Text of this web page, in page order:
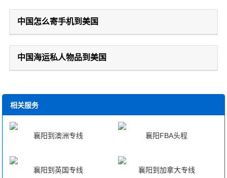
中国怎么寄手机到美国
中国海运私人物品到美国
相关服务
襄阳到澳洲专线 襄阳FBA头程
襄阳到英国专线 襄阳到加拿大专线